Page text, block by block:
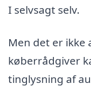
I selvsagt selv.
Men det er ikke
køberrådgiver
tinglysning af